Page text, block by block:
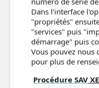
Dans l'interface
"propriétés"
"services" puis
démarrage" puis
Vous pouvez nous
pour plus de
Procédure SAV